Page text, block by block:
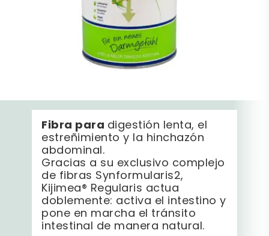
Fibra para digestión lenta, el
estreñimiento y la hinchazón
abdominal.
Gracias a su exclusivo complejo
de fibras Synformularis2,
Kijimea® Regularis actua
doblemente: activa el intestino y
pone en marcha el tránsito
intestinal de manera natural.